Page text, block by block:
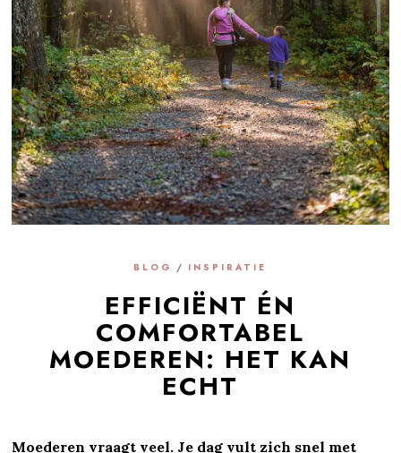
BLOG / INSPIRATIE
EFFICIËNT ÉN
COMFORTABEL
MOEDEREN: HET KAN
ECHT
Moederen vraagt veel. Je dag vult zich snel met